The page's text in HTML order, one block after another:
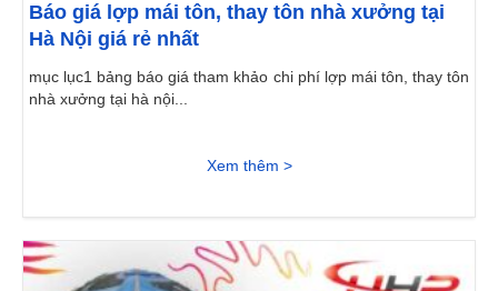
Báo giá lợp mái tôn, thay tôn nhà xưởng tại
Hà Nội giá rẻ nhất
mục lục1 bảng báo giá tham khảo chi phí lợp mái tôn, thay tôn
nhà xưởng tại hà nội...
Xem thêm >